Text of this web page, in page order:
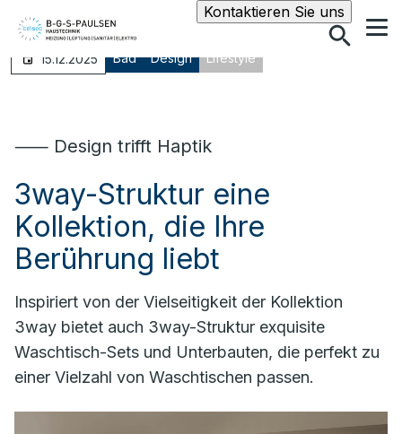
Kontaktieren Sie unsSuche
15.12.2025 Bad Design Lifestyle
⸺ Design trifft Haptik
3way-Struktur eine
Kollektion, die Ihre
Berührung liebt
Inspiriert von der Vielseitigkeit der Kollektion
3way bietet auch 3way-Struktur exquisite
Waschtisch-Sets und Unterbauten, die perfekt zu
einer Vielzahl von Waschtischen passen.